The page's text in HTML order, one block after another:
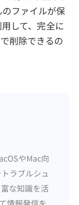
ファイルが保
して、完全に
削除できるの
やMac向
ラブルシュ
な知識を活